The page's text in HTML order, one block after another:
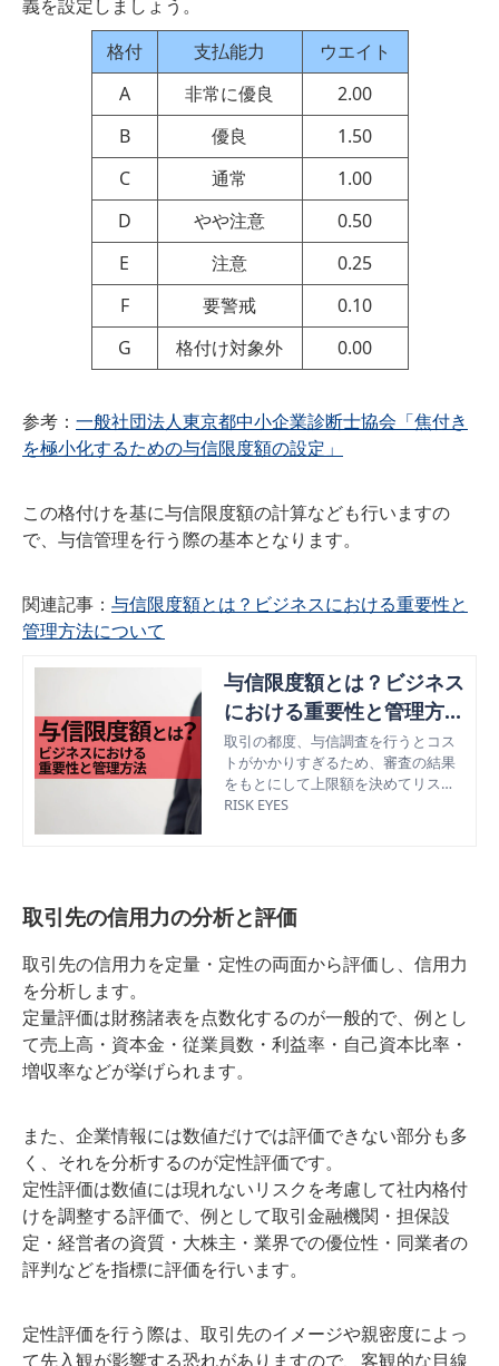
義を設定しましょう。
格付
支払能力
ウエイト
A
非常に優良
2.00
B
優良
1.50
C
通常
1.00
D
やや注意
0.50
E
注意
0.25
F
要警戒
0.10
G
格付け対象外 0.00
参考： 一般社団法人東京都中小企業診断士協会「焦付き
を極小化するための与信限度額の設定」
この格付けを基に与信限度額の計算なども行いますの
で、与信管理を行う際の基本となります。
関連記事： 与信限度額とは？ビジネスにおける重要性と
管理方法について
与信限度額とは？ビジネス
における重要性と管理方法
について
取引の都度、与信調査を行うとコス
トがかかりすぎるため、審査の結果
をもとにして上限額を決めてリスク
を軽減する方法「与信限度額」の設
RISK EYES
取引先の信用力の分析と評価
取引先の信用力を定量・定性の両面から評価し、信用力
を分析します。
定量評価は財務諸表を点数化するのが一般的で、例とし
て売上高・資本金・従業員数・利益率・自己資本比率・
増収率などが挙げられます。
また、企業情報には数値だけでは評価できない部分も多
く、それを分析するのが定性評価です。
定性評価は数値には現れないリスクを考慮して社内格付
けを調整する評価で、例として取引金融機関・担保設
定・経営者の資質・大株主・業界での優位性・同業者の
評判などを指標に評価を行います。
定性評価を行う際は、取引先のイメージや親密度によっ
て先入観が影響する恐れがありますので、客観的な目線